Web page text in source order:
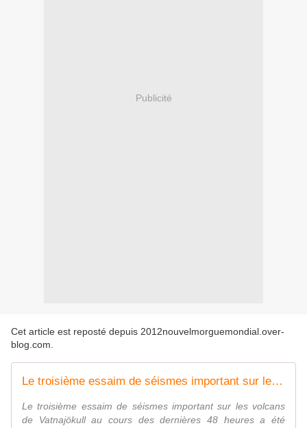
Publicité
Cet article est reposté depuis 2012nouvelmorguemondial.over-
blog.com
Le troisième essaim de séismes important sur les volcans de Vatnajökull au cours des dernières 48 heures a été détecté mardi après-midi.Ce Lundi, un séisme de magnitude 3 a été détecté à Bárðarbunga, tandis qu'un séisme de magnitude 3,1 a été détecté à Öræfajökull peu avant minuit hier. Ce n'est que le sixième séisme de magnitude 3+ à Öræfajökull depuis le début des mesures. Le volcan a montré une activité significative ces derniers mois, après avoir dormi pendant des siècles. Öræfajökull est le deuxième volcan le plus meurtrier d'Islande et, à l'instar de Bárðarbunga, l'un des plus puissants du monde.
Le troisième essaim de séismes important sur les volcans
de Vatnajökull au cours des dernières 48 heures a été